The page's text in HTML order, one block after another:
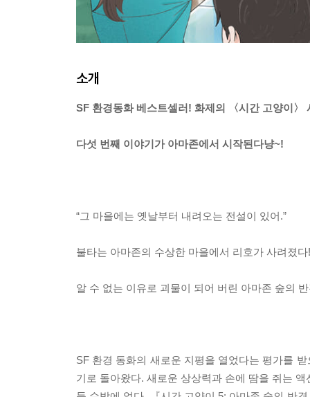
소개
SF 환경동화 베스트셀러! 화제의 〈시간 고양이〉
다섯 번째 이야기가 아마존에서 시작된다냥~!
“그 마을에는 옛날부터 내려오는 전설이 있어.”
불타는 아마존의 수상한 마을에서 리호가 사려졌다!
알 수 없는 이유로 괴물이 되어 버린 아마존 숲의
SF 환경 동화의 새로운 지평을 열었다는 평가를
기로 돌아왔다. 새로운 상상력과 손에 땀을 쥐는